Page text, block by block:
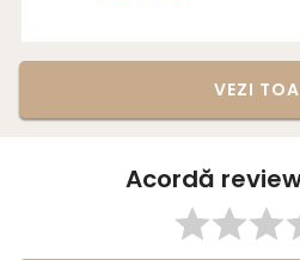
VEZI
Acordă